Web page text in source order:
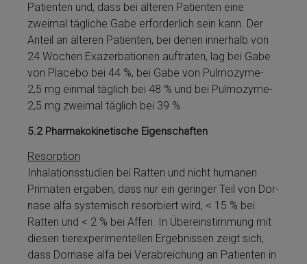
Patienten und, dass bei älteren Patienten eine
zweimal tägliche Gabe erforderlich sein kann. Der
An­teil an älteren Patienten, bei denen innerhalb von
24 Wochen Exazerbationen auftraten, lag bei Gabe
von Placebo bei 44 %, bei Gabe von Pulmozyme­
2,5 mg einmal täglich bei 48 % und bei Pulmozyme­
2,5 mg zweimal täglich bei 39 %.
5.2 Pharmakokinetische Eigenschaften
Resorption
Inhalationsstudien bei Ratten und nicht hu­manen
Primaten ergaben, dass nur ein geringer Teil von Dor­
nase al­fa systemisch resorbiert wird, < 15 % bei
Ratten und < 2 % bei Affen. In Über­ein­stimmung mit
diesen tierexperimentellen Ergebnissen zeigt sich,
dass Dor­nase al­fa bei Ver­ab­rei­chung an Patienten in